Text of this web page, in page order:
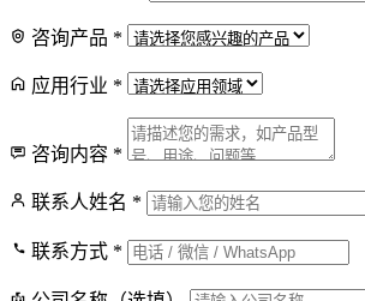
咨询产品 *
应用行业 *
咨询内容 *
联系人姓名 *
联系方式 *